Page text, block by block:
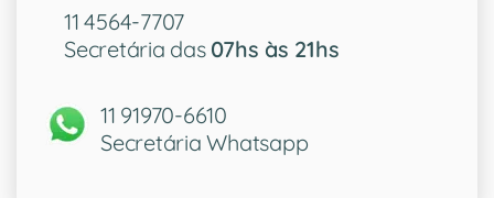
11 4564-7707
Secretária das 07hs às 21hs
11 91970-6610
Secretária Whatsapp